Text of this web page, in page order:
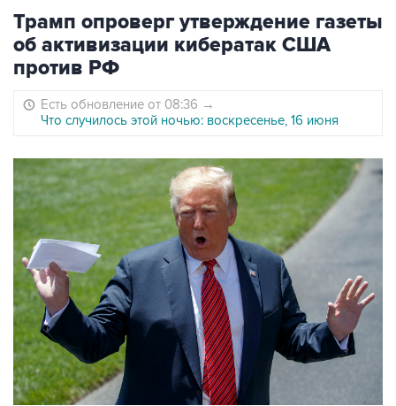
Трамп опроверг утверждение газеты
об активизации кибератак США
против РФ
Есть обновление от 08:36 →
Что случилось этой ночью: воскресенье, 16 июня